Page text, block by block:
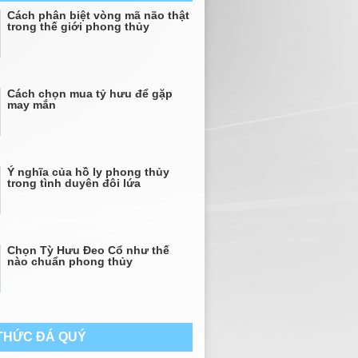
Cách phân biệt vòng mã não thật
trong thế giới phong thủy
Cách chọn mua tỷ hưu để gặp
may mắn
Ý nghĩa của hồ ly phong thủy
trong tình duyên đôi lứa
Chọn Tỳ Hưu Đeo Cổ như thế
nào chuẩn phong thủy
ĐÁ QUÝ